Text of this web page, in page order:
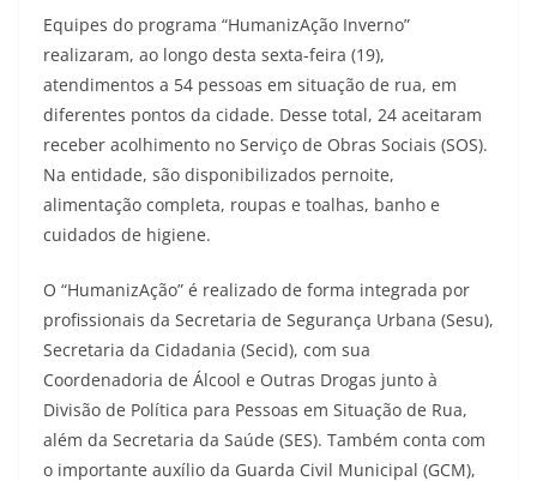
Equipes do programa “HumanizAção Inverno”
realizaram, ao longo desta sexta-feira (19),
atendimentos a 54 pessoas em situação de rua, em
diferentes pontos da cidade. Desse total, 24 aceitaram
receber acolhimento no Serviço de Obras Sociais (SOS).
Na entidade, são disponibilizados pernoite,
alimentação completa, roupas e toalhas, banho e
cuidados de higiene.
O “HumanizAção” é realizado de forma integrada por
profissionais da Secretaria de Segurança Urbana (Sesu),
Secretaria da Cidadania (Secid), com sua
Coordenadoria de Álcool e Outras Drogas junto à
Divisão de Política para Pessoas em Situação de Rua,
além da Secretaria da Saúde (SES). Também conta com
o importante auxílio da Guarda Civil Municipal (GCM),